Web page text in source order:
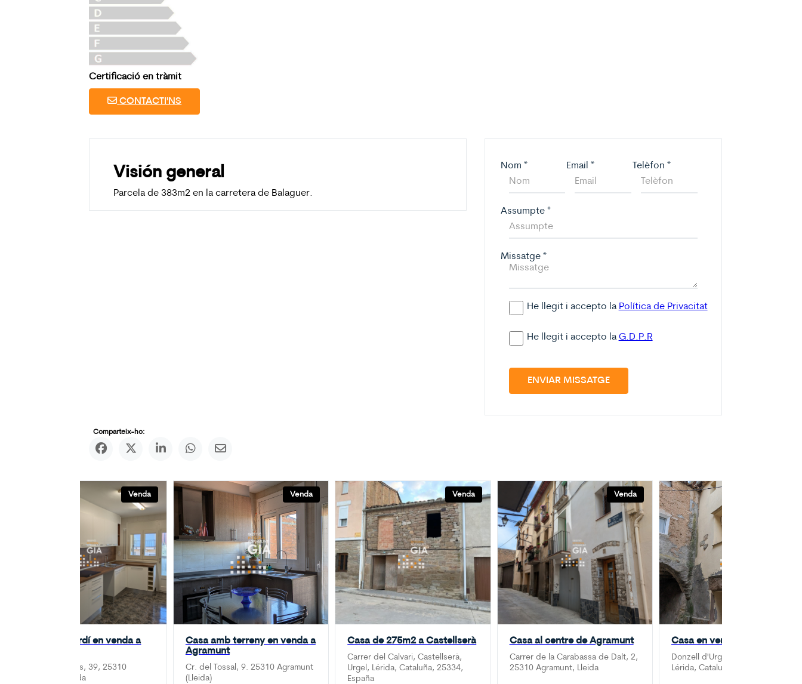
Certificació en tràmit
CONTACTI'NS
Visión general
Parcela de 383m2 en la carretera de Balaguer.
Nom * Email* Telèfon *
Assumpte *
Missatge *
He llegit i accepto la Política de Privacitat
He llegit i accepto la G.D.P.R
ENVIAR MISSATGE
Comparteix-ho:
Venda
Casa amb jardí en venda a
Av. dels Esports, 39, 25310
Agramunt, Lleida
Venda
Casa amb terreny en venda a
Agramunt
Cr. del Tossal, 9. 25310 Agramunt
(Lleida)
Venda
Casa de 275m2 a Castellserà
Carrer del Calvari, Castellserà,
Urgel, Lérida, Cataluña, 25334,
España
Venda
Casa al centre de Agramunt
Carrer de la Carabassa de Dalt, 2,
25310 Agramunt, Lleida
Casa en venda a La Donzell
Donzell d'Urgell, Agramunt, Urgel,
Lérida, Cataluña, 25310, España